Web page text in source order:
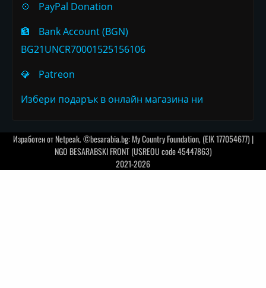
💠
PayPal Donation
🏦
Bank Account (BGN)
BG21UNCR70001525156106
💎
Patreon
Избери подарък в онлайн магазина ни
Изработен отNetpeak. ©besarabia.bg: My Country Foundation, (EIK 177054677) |
NGO BESARABSKI FRONT (USREOU code 45447863)
2021-2026